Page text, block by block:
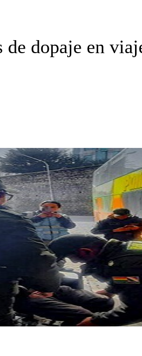
de dopaje en